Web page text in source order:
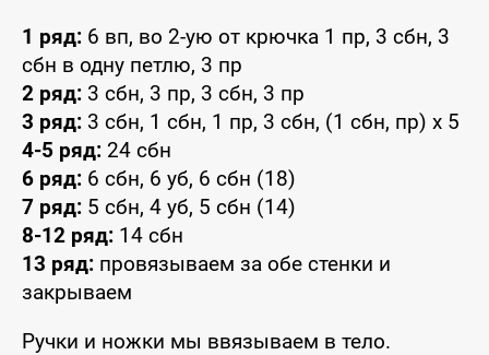
1 ряд: 6 вп, во 2-ую от крючка 1 пр, 3 сбн, 3
сбн в одну петлю, 3 пр
2 ряд: 3 сбн, 3 пр, 3 сбн, 3 пр
3 ряд: 3 сбн, 1 сбн, 1 пр, 3 сбн, (1 сбн, пр) x 5
4-5 ряд: 24 сбн
6 ряд: 6 сбн, 6 уб, 6 сбн (18)
7 ряд: 5 сбн, 4 уб, 5 сбн (14)
8-12 ряд: 14 сбн
13 ряд: провязываем за обе стенки и
закрываем
Ручки и ножки мы ввязываем в тело.